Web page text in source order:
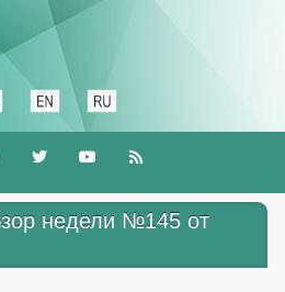
недели №145 от